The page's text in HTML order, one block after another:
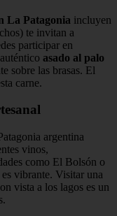
La Patagonia incluyen
te invitan a
participar en
asado al palo
sobre las brasas. El
carne.
argentina
vinos,
como El Bolsón o
vibrante. Visitar una
vista a los lagos es un